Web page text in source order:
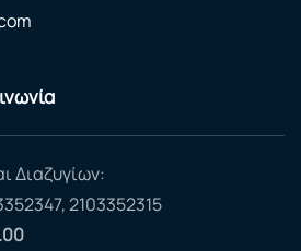
Διαζυγίων:
2103352315